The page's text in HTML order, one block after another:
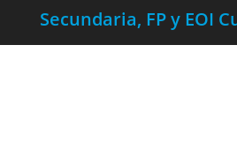
Secundaria, FP y EOI